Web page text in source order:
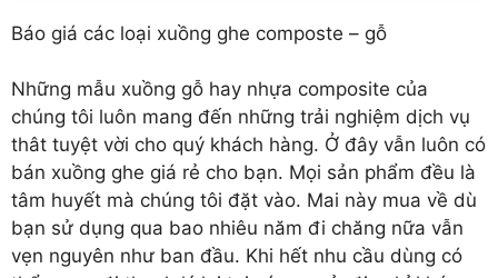
Báo giá các loại xuồng ghe composte – gỗ
Những mẫu xuồng gỗ hay nhựa composite của
chúng tôi luôn mang đến những trải nghiệm dịch vụ
thât tuyệt vời cho quý khách hàng. Ở đây vẫn luôn có
bán xuồng ghe giá rẻ cho bạn. Mọi sản phẩm đều là
tâm huyết mà chúng tôi đặt vào. Mai này mua về dù
bạn sử dụng qua bao nhiêu năm đi chăng nữa vẫn
vẹn nguyên như ban đầu. Khi hết nhu cầu dùng có